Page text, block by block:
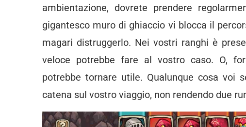
ambientazione, dovrete prendere
gigantesco muro di ghiaccio vi blocca il
magari distruggerlo. Nei vostri ranghi è
veloce potrebbe fare al vostro caso. O,
potrebbe tornare utile. Qualunque cosa
catena sul vostro viaggio, non rendendo due